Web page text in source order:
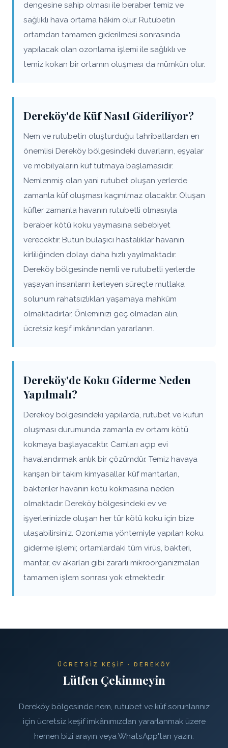
dengesine sahip olması ile beraber temiz ve
sağlıklı hava ortama hâkim olur. Rutubetin
ortamdan tamamen giderilmesi sonrasında
yapılacak olan ozonlama işlemi ile sağlıklı ve
temiz kokan bir ortamın oluşması da mümkün olur.
Dereköy'de Küf Nasıl Gideriliyor?
Nem ve rutubetin oluşturduğu tahribatlardan en
önemlisi Dereköy bölgesindeki duvarların, eşyalar
ve mobilyaların küf tutmaya başlamasıdır.
Nemlenmiş olan yani rutubet oluşan yerlerde
zamanla küf oluşması kaçınılmaz olacaktır. Oluşan
küfler zamanla havanın rutubetli olmasıyla
beraber kötü koku yaymasına sebebiyet
verecektir. Bütün bulaşıcı hastalıklar havanın
kirliliğinden dolayı daha hızlı yayılmaktadır.
Dereköy bölgesinde nemli ve rutubetli yerlerde
yaşayan insanların ilerleyen süreçte mutlaka
solunum rahatsızlıkları yaşamaya mahkûm
olmaktadırlar. Önleminizi geç olmadan alın,
ücretsiz keşif imkânından yararlanın.
Dereköy'de Koku Giderme Neden
Yapılmalı?
Dereköy bölgesindeki yapılarda, rutubet ve küfün
oluşması durumunda zamanla ev ortamı kötü
kokmaya başlayacaktır. Camları açıp evi
havalandırmak anlık bir çözümdür. Temiz havaya
karışan bir takım kimyasallar, küf mantarları,
bakteriler havanın kötü kokmasına neden
olmaktadır. Dereköy bölgesindeki ev ve
işyerlerinizde oluşan her tür kötü koku için bize
ulaşabilirsiniz. Ozonlama yöntemiyle yapılan koku
giderme işlemi; ortamlardaki tüm virüs, bakteri,
mantar, ev akarları gibi zararlı mikroorganizmaları
tamamen işlem sonrası yok etmektedir.
ÜCRETSIZ KEŞIF · DEREKÖY
Lütfen Çekinmeyin
Dereköy bölgesinde nem, rutubet ve küf sorunlarınız
için ücretsiz keşif imkânımızdan yararlanmak üzere
hemen bizi arayın veya WhatsApp'tan yazın.